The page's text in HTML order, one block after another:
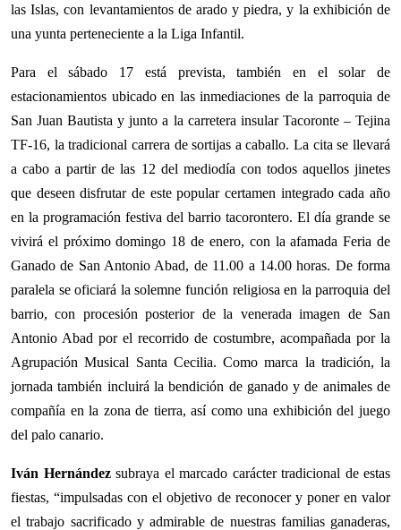
las Islas, con levantamientos de arado y piedra, y la exhibición de
una yunta perteneciente a la Liga Infantil.
Para el sábado 17 está prevista, también en el solar de
estacionamientos ubicado en las inmediaciones de la parroquia de
San Juan Bautista y junto a la carretera insular Tacoronte – Tejina
TF-16, la tradicional carrera de sortijas a caballo. La cita se llevará
a cabo a partir de las 12 del mediodía con todos aquellos jinetes
que deseen disfrutar de este popular certamen integrado cada año
en la programación festiva del barrio tacorontero. El día grande se
vivirá el próximo domingo 18 de enero, con la afamada Feria de
Ganado de San Antonio Abad, de 11.00 a 14.00 horas. De forma
paralela se oficiará la solemne función religiosa en la parroquia del
barrio, con procesión posterior de la venerada imagen de San
Antonio Abad por el recorrido de costumbre, acompañada por la
Agrupación Musical Santa Cecilia. Como marca la tradición, la
jornada también incluirá la bendición de ganado y de animales de
compañía en la zona de tierra, así como una exhibición del juego
del palo canario.
Iván Hernández subraya el marcado carácter tradicional de estas
fiestas, “impulsadas con el objetivo de reconocer y poner en valor
el trabajo sacrificado y admirable de nuestras familias ganaderas,